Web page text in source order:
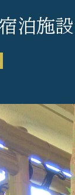
泊施設